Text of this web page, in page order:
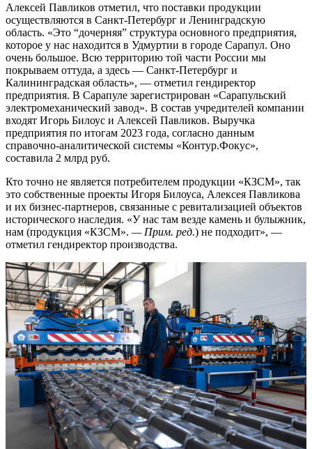
Алексей Павликов отметил, что поставки продукции
осуществляются в Санкт-Петербург и Ленинградскую
область. «Это “дочерняя” структура основного предприятия,
которое у нас находится в Удмуртии в городе Сарапул. Оно
очень большое. Всю территорию той части России мы
покрываем оттуда, а здесь — Санкт-Петербург и
Калининградская область», — отметил гендиректор
предприятия. В Сарапуле зарегистрирован «Сарапульский
электромеханический завод». В состав учредителей компании
входят Игорь Билоус и Алексей Павликов. Выручка
предприятия по итогам 2023 года, согласно данным
справочно-аналитической системы «Контур.Фокус»,
составила 2 млрд руб.
Кто точно не является потребителем продукции «КЗСМ», так
это собственные проекты Игоря Билоуса, Алексея Павликова
и их бизнес-партнеров, связанные с ревитализацией объектов
исторического наследия. «У нас там везде камень и булыжник,
нам (продукция «КЗСМ». — Прим. ред.) не подходит», —
отметил гендиректор производства.